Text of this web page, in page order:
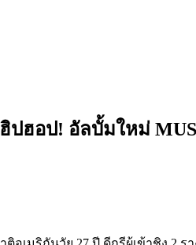
ฮอป! อัลบั้มใหม่